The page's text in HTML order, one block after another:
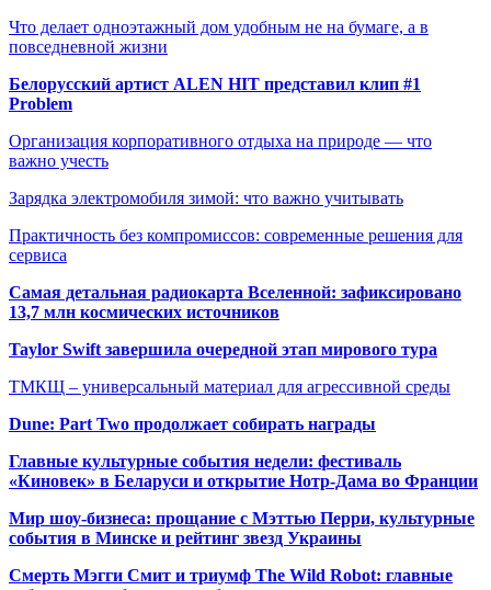
Что делает одноэтажный дом удобным не на бумаге, а в
повседневной жизни
Белорусский артист ALEN HIT представил клип #1
Problem
Организация корпоративного отдыха на природе — что
важно учесть
Зарядка электромобиля зимой: что важно учитывать
Практичность без компромиссов: современные решения для
сервиса
Самая детальная радиокарта Вселенной: зафиксировано
13,7 млн космических источников
Taylor Swift завершила очередной этап мирового тура
ТМКЩ – универсальный материал для агрессивной среды
Dune: Part Two продолжает собирать награды
Главные культурные события недели: фестиваль
«Киновек» в Беларуси и открытие Нотр-Дама во Франции
Мир шоу-бизнеса: прощание с Мэттью Перри, культурные
события в Минске и рейтинг звезд Украины
Смерть Мэгги Смит и триумф The Wild Robot: главные